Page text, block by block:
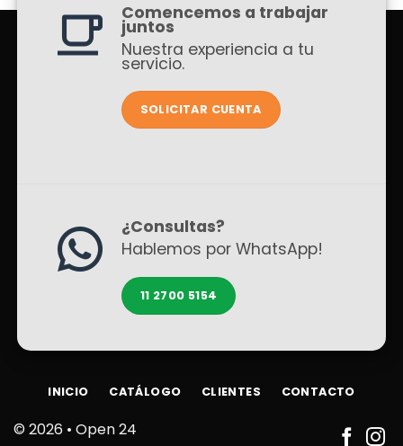
Comencemos a trabajar
juntos
Nuestra experiencia a tu
servicio.
SOLICITAR CUENTA
¿Consultas?
Hablemos por WhatsApp!
11 2700 5154
© 2026 • Open 24
INICIO CATÁLOGO CLIENTES CONTACTO